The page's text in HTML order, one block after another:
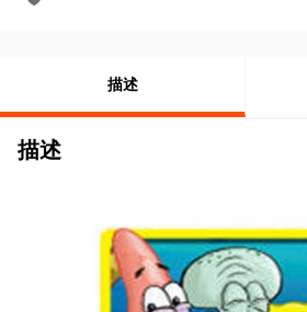
描述
描述